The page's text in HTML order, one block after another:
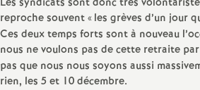
reproche souvent «les grèves d’un jour
Ces deux temps forts sont à nouveau
nous ne voulons pas de cette retraite
pas que nous nous soyons aussi
rien, les 5 et 10 décembre.